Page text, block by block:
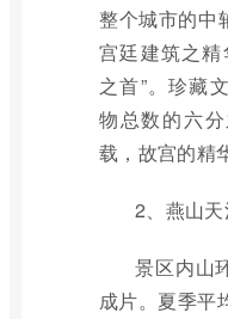
整个城市的中
宫廷建筑之精
之首”。珍藏
物总数的六
载，故宫的精
2、燕山
景区内山
成片。夏季平